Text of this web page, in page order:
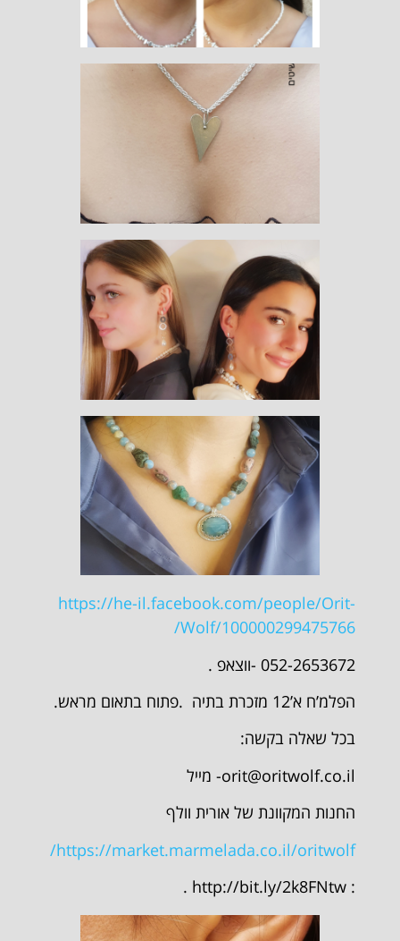
https://he-il.facebook.com/people/Orit-
Wolf/100000299475766/
052-2653672 -ווצאפ .
הפלמ’ח א’12 מזכרת בתיה .פתוח בתאום מראש.
בכל שאלה בקשה:
orit@oritwolf.co.il- מייל
החנות המקוונת של אורית וולף
https://market.marmelada.co.il/oritwolf/
: http://bit.ly/2k8FNtw .